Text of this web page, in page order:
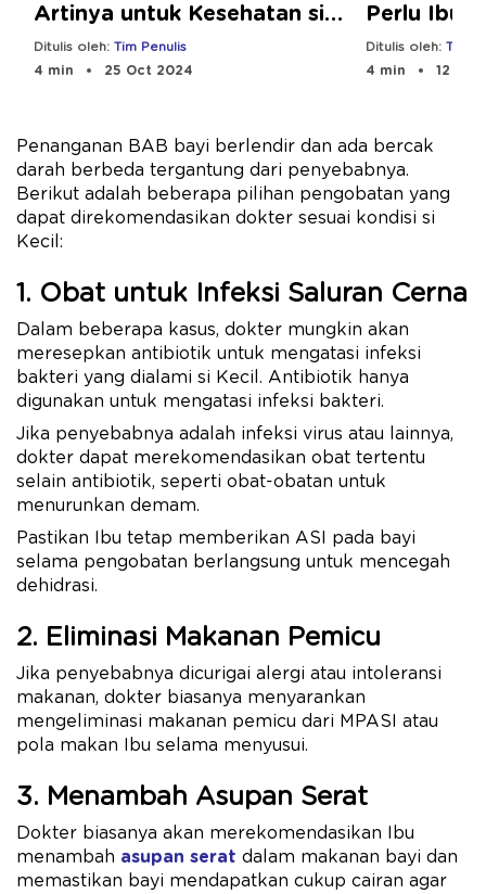
Artinya untuk Kesehatan si
Kecil
Ditulis oleh: Tim Penulis
4 min
25 Oct 2024
Perlu Ibu
Ditulis oleh: Tim
4 min
12
Penanganan BAB bayi berlendir dan ada bercak
darah berbeda tergantung dari penyebabnya.
Berikut adalah beberapa pilihan pengobatan yang
dapat direkomendasikan dokter sesuai kondisi si
Kecil:
1. Obat untuk Infeksi Saluran Cerna
Dalam beberapa kasus, dokter mungkin akan
meresepkan antibiotik untuk mengatasi infeksi
bakteri yang dialami si Kecil. Antibiotik hanya
digunakan untuk mengatasi infeksi bakteri.
Jika penyebabnya adalah infeksi virus atau lainnya,
dokter dapat merekomendasikan obat tertentu
selain antibiotik, seperti obat-obatan untuk
menurunkan demam.
Pastikan Ibu tetap memberikan ASI pada bayi
selama pengobatan berlangsung untuk mencegah
dehidrasi.
2. Eliminasi Makanan Pemicu
Jika penyebabnya dicurigai alergi atau intoleransi
makanan, dokter biasanya menyarankan
mengeliminasi makanan pemicu dari MPASI atau
pola makan Ibu selama menyusui.
3. Menambah Asupan Serat
Dokter biasanya akan merekomendasikan Ibu
menambah asupan serat dalam makanan bayi dan
memastikan bayi mendapatkan cukup cairan agar